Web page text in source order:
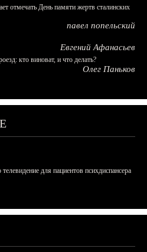
отмечать День памяти жертв сталинских
павел попельский
Евгений Афанасьев
кто виноват, и что делать?
Олег Паньков
для пациентов психдиспансера